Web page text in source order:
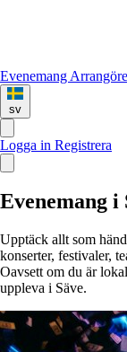
Evenemang
sv
Logga in Registrera
Evenemang i
Upptäck allt som
konserter, festivaler,
Oavsett om du är
uppleva i Säve.